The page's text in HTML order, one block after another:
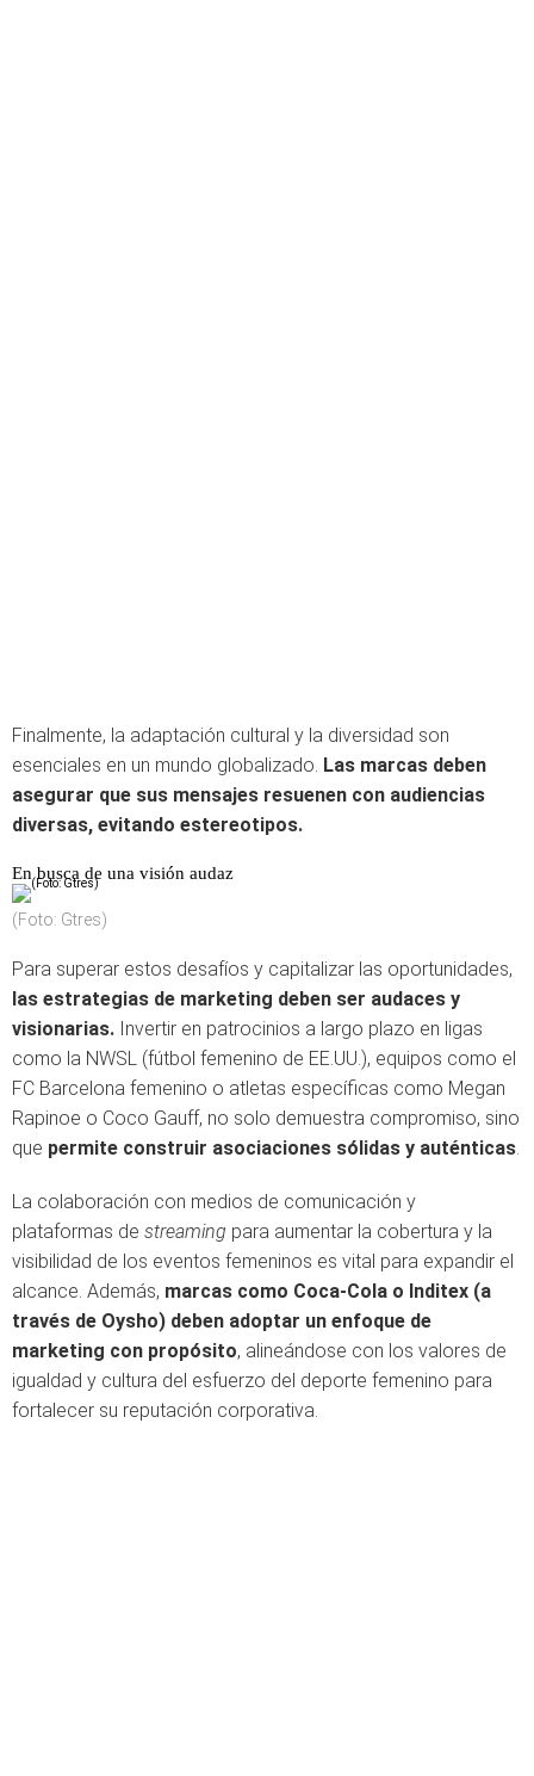
Finalmente, la adaptación cultural y la diversidad son
esenciales en un mundo globalizado. Las marcas deben
asegurar que sus mensajes resuenen con audiencias
diversas, evitando estereotipos.
En busca de una visión audaz
(Foto: Gtres)
Para superar estos desafíos y capitalizar las oportunidades,
las estrategias de marketing deben ser audaces y
visionarias. Invertir en patrocinios a largo plazo en ligas
como la NWSL (fútbol femenino de EE.UU.), equipos como el
FC Barcelona femenino o atletas específicas como Megan
Rapinoe o Coco Gauff, no solo demuestra compromiso, sino
que permite construir asociaciones sólidas y auténticas.
La colaboración con medios de comunicación y
plataformas de streaming para aumentar la cobertura y la
visibilidad de los eventos femeninos es vital para expandir el
alcance. Además, marcas como Coca-Cola o Inditex (a
través de Oysho) deben adoptar un enfoque de
marketing con propósito, alineándose con los valores de
igualdad y cultura del esfuerzo del deporte femenino para
fortalecer su reputación corporativa.